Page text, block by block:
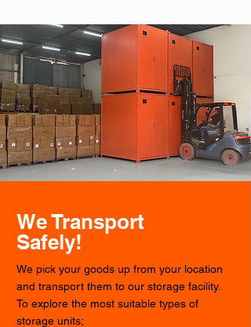
We Transport
Safely!
We pick your goods up from your location
and transport them to our storage facility.
To explore the most suitable types of
storage units;